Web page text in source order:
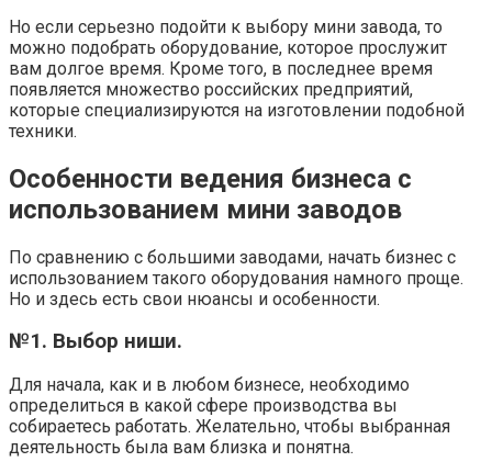
Но если серьезно подойти к выбору мини завода, то
можно подобрать оборудование, которое прослужит
вам долгое время. Кроме того, в последнее время
появляется множество российских предприятий,
которые специализируются на изготовлении подобной
техники.
Особенности ведения бизнеса с
использованием мини заводов
По сравнению с большими заводами, начать бизнес с
использованием такого оборудования намного проще.
Но и здесь есть свои нюансы и особенности.
№1. Выбор ниши.
Для начала, как и в любом бизнесе, необходимо
определиться в какой сфере производства вы
собираетесь работать. Желательно, чтобы выбранная
деятельность была вам близка и понятна.